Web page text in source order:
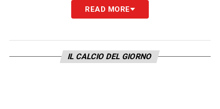
READ MORE
IL CALCIO DEL GIORNO